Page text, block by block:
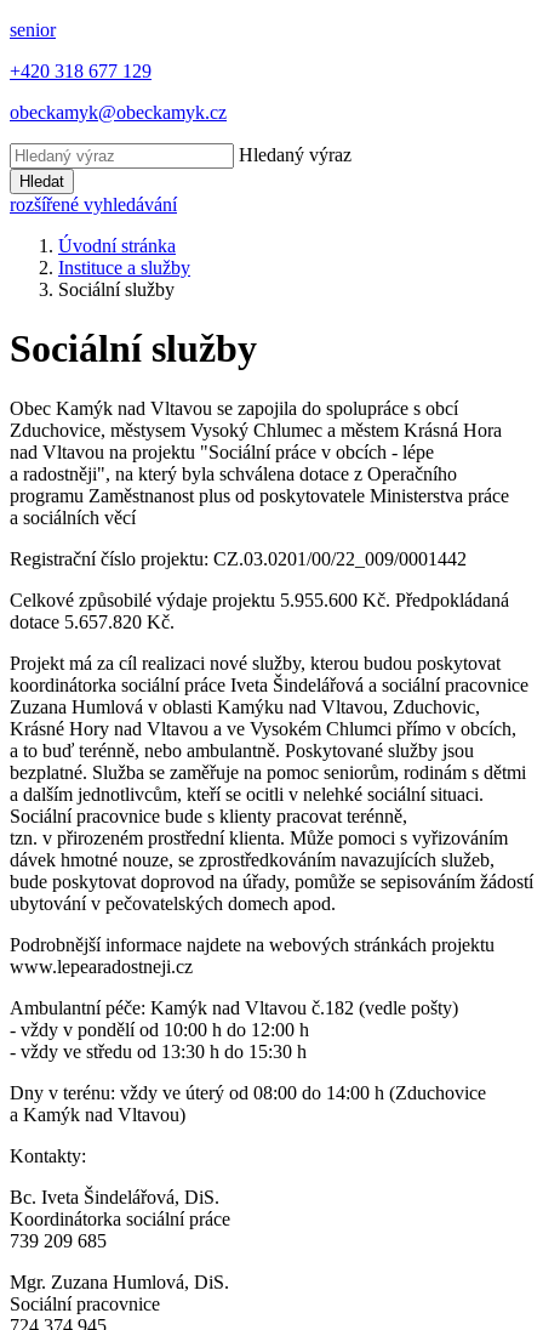
senior
+420 318 677 129
obeckamyk@obeckamyk.cz
Hledaný výraz
Hledat
rozšířené vyhledávání
Úvodní stránka
Instituce a služby
Sociální služby
Sociální služby
Obec Kamýk nad Vltavou se zapojila do spolupráce s obcí
Zduchovice, městysem Vysoký Chlumec a městem Krásná Hora
nad Vltavou na projektu "Sociální práce v obcích - lépe
a radostněji", na který byla schválena dotace z Operačního
programu Zaměstnanost plus od poskytovatele Ministerstva práce
a sociálních věcí
Registrační číslo projektu: CZ.03.0201/00/22_009/0001442
Celkové způsobilé výdaje projektu 5.955.600 Kč. Předpokládaná
dotace 5.657.820 Kč.
Projekt má za cíl realizaci nové služby, kterou budou poskytovat
koordinátorka sociální práce Iveta Šindelářová a sociální pracovnice
Zuzana Humlová v oblasti Kamýku nad Vltavou, Zduchovic,
Krásné Hory nad Vltavou a ve Vysokém Chlumci přímo v obcích,
a to buď terénně, nebo ambulantně. Poskytované služby jsou
bezplatné. Služba se zaměřuje na pomoc seniorům, rodinám s dětmi
a dalším jednotlivcům, kteří se ocitli v nelehké sociální situaci.
Sociální pracovnice bude s klienty pracovat terénně,
tzn. v přirozeném prostřední klienta. Může pomoci s vyřizováním
dávek hmotné nouze, se zprostředkováním navazujících služeb,
bude poskytovat doprovod na úřady, pomůže se sepisováním žádostí
ubytování v pečovatelských domech apod.
Podrobnější informace najdete na webových stránkách projektu
www.lepearadostneji.cz
Ambulantní péče: Kamýk nad Vltavou č.182 (vedle pošty)
- vždy v pondělí od 10:00 h do 12:00 h
- vždy ve středu od 13:30 h do 15:30 h
Dny v terénu: vždy ve úterý od 08:00 do 14:00 h (Zduchovice
a Kamýk nad Vltavou)
Kontakty:
Bc. Iveta Šindelářová, DiS.
Koordinátorka sociální práce
739 209 685
Mgr. Zuzana Humlová, DiS.
Sociální pracovnice
724 374 945